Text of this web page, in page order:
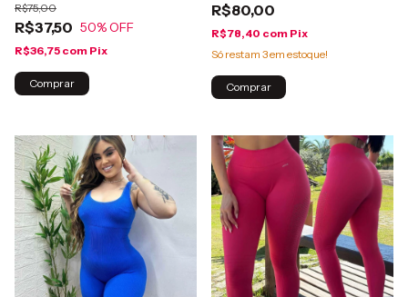
R$37,50
R$75,00
50% OFF
R$36,75 com Pix
Comprar
R$80,00
R$78,40 com Pix
Só restam 3em estoque!
Comprar